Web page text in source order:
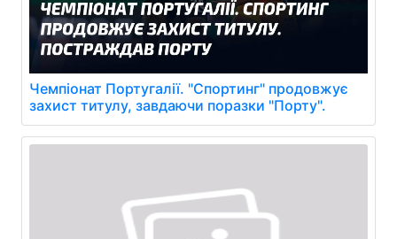
Чемпіонат Португалії. "Спортинг" продовжує
захист титулу, завдаючи поразки "Порту".